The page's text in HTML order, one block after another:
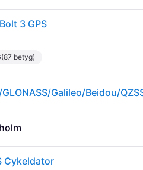
3 GPS
(87 betyg)
Cykeldator